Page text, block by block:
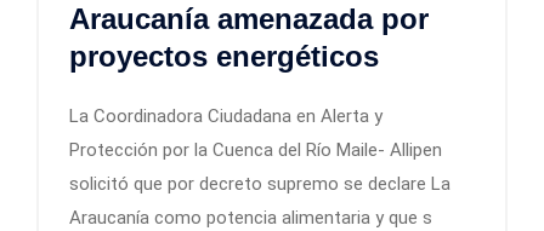
Araucanía amenazada por
proyectos energéticos
La Coordinadora Ciudadana en Alerta y
Protección por la Cuenca del Río Maile- Allipen
solicitó que por decreto supremo se declare La
Araucanía como potencia alimentaria y que s